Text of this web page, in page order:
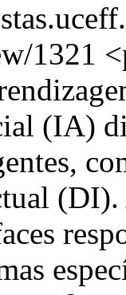
1321
(IA)
(DI).